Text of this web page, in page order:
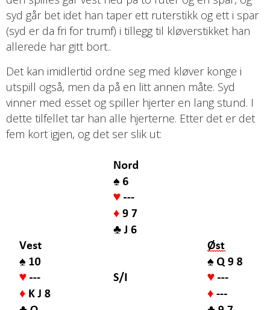
syd går bet idet han taper ett ruterstikk og ett i spar
(syd er da fri for trumf) i tillegg til kløverstikket han
allerede har gitt bort..
Det kan imidlertid ordne seg med kløver konge i
utspill også, men da på en litt annen måte. Syd
vinner med esset og spiller hjerter en lang stund. I
dette tilfellet tar han alle hjerterne. Etter det er det
fem kort igjen, og det ser slik ut: